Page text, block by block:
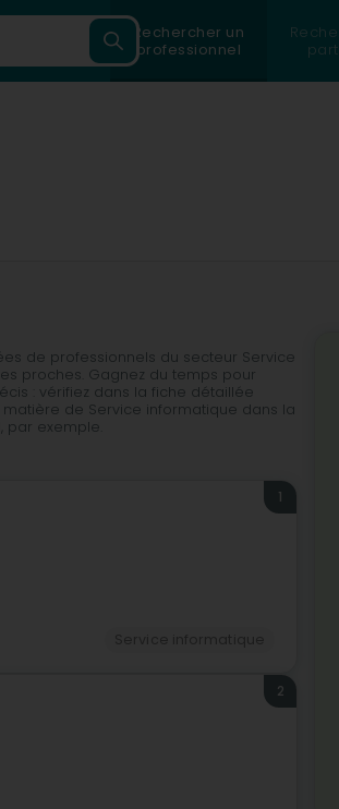
Rechercher un
professionnel
de professionnels du secteur Service
proches. Gagnez du temps pour
: vérifiez dans la fiche détaillée
de Service informatique dans la
par exemple.
1
2